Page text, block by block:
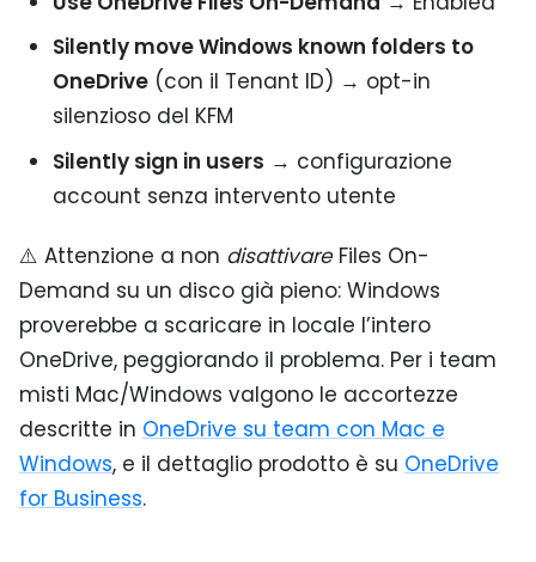
Silently move Windows known folders to
OneDrive(con il Tenant ID) → opt-in
silenzioso del KFM
Silently sign in users → configurazione
account senza intervento utente
⚠️ Attenzione a non disattivareFiles On-
Demand su un disco già pieno: Windows
proverebbe a scaricare in locale l’intero
OneDrive, peggiorando il problema. Per i team
misti Mac/Windows valgono le accortezze
descritte in OneDrive su team con Mac e
Windows, e il dettaglio prodotto è su OneDrive
for Business.